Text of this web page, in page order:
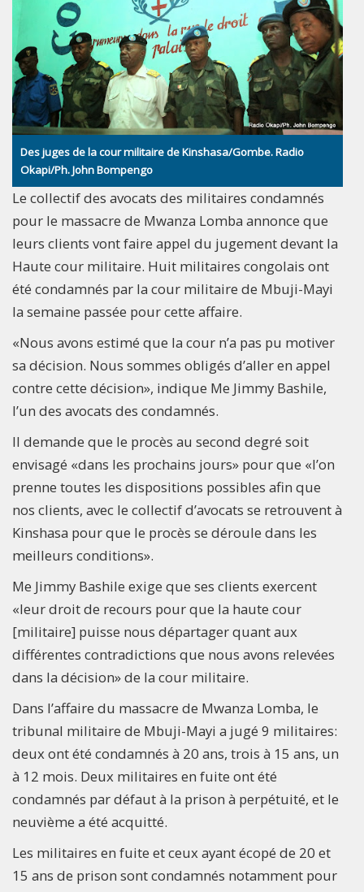
Des juges de la cour militaire de Kinshasa/Gombe. Radio
Okapi/Ph. John Bompengo
Le collectif des avocats des militaires condamnés
pour le massacre de Mwanza Lomba annonce que
leurs clients vont faire appel du jugement devant la
Haute cour militaire. Huit militaires congolais ont
été condamnés par la cour militaire de Mbuji-Mayi
la semaine passée pour cette affaire.
«Nous avons estimé que la cour n’a pas pu motiver
sa décision. Nous sommes obligés d’aller en appel
contre cette décision», indique Me Jimmy Bashile,
l’un des avocats des condamnés.
Il demande que le procès au second degré soit
envisagé «dans les prochains jours» pour que «l’on
prenne toutes les dispositions possibles afin que
nos clients, avec le collectif d’avocats se retrouvent à
Kinshasa pour que le procès se déroule dans les
meilleurs conditions».
Me Jimmy Bashile exige que ses clients exercent
«leur droit de recours pour que la haute cour
[militaire] puisse nous départager quant aux
différentes contradictions que nous avons relevées
dans la décision» de la cour militaire.
Dans l’affaire du massacre de Mwanza Lomba, le
tribunal militaire de Mbuji-Mayi a jugé 9 militaires:
deux ont été condamnés à 20 ans, trois à 15 ans, un
à 12 mois. Deux militaires en fuite ont été
condamnés par défaut à la prison à perpétuité, et le
neuvième a été acquitté.
Les militaires en fuite et ceux ayant écopé de 20 et
15 ans de prison sont condamnés notamment pour